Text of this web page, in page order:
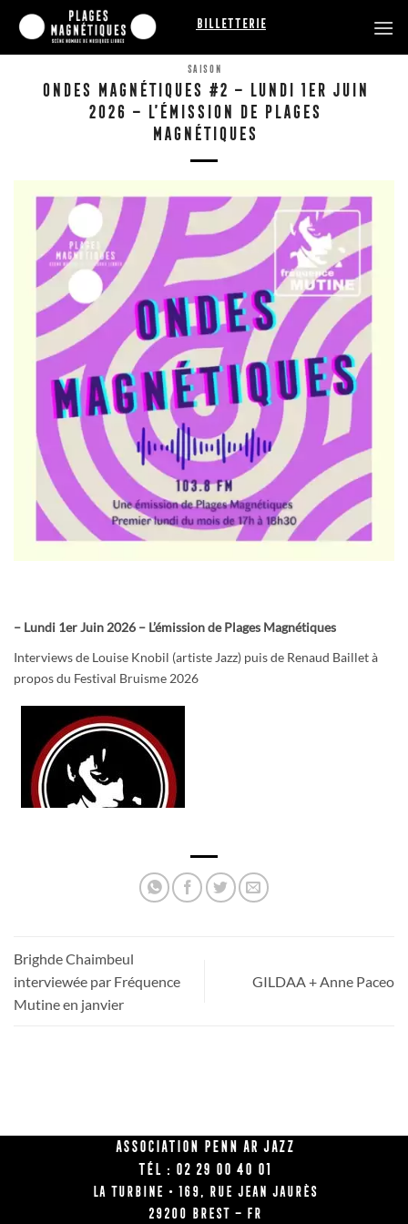
Passer
contenu
Billetterie
SAISON
ONDES MAGNÉTIQUES #2 – LUNDI 1ER JUIN
2026 – L’ÉMISSION DE PLAGES
MAGNÉTIQUES
– Lundi 1er Juin 2026 – L’émission de Plages Magnétiques
Interviews de Louise Knobil (artiste Jazz) puis de Renaud Baillet à
propos du Festival Bruisme 2026
Brighde Chaimbeul
interviewée par Fréquence
Mutine en janvier
GILDAA + Anne Paceo
Association Penn Ar Jazz
Tél : 02 29 00 40 01
La Turbine • 169, rue Jean Jaurès
29200 BREST – FR